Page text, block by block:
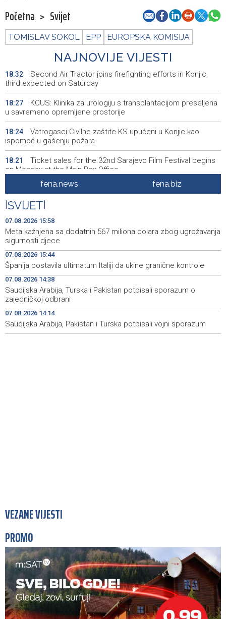
Početna > Svijet
TOMISLAV SOKOL EPP EUROPSKA KOMISIJA
NAJNOVIJE VIJESTI
18:32
Second Air Tractor joins firefighting efforts in Konjic,
third expected on Saturday
18:27
KCUS: Klinika za urologiju s transplantacijom preseljena
u savremeno opremljene prostorije
18:24
Vatrogasci Civilne zaštite KS upućeni u Konjic kao
ispomoć u gašenju požara
18:21
Ticket sales for the 32nd Sarajevo Film Festival begins
on Monday at the Main Box Office
Sarajevo Film Festival predstavlja programe Kinoscope i
Kinoscope Surreal
18:19 Obilježena 34. godišnjica stradanja Bošnjaka Botonjića
18:18
BiH Armed Forces helicopter continues firefighting
operations in the Konjic area
18:01
Kanali bez gužvi - Pet evropskih gradova kao alternativa
Veneciji i Amsterdamu
17:49
U općini Grude izbio požar na više od 40 hektara, na
terenu vatrogasci i Air Tractori
17:39
U ponedjeljak počinje prodaja ulaznica za SFF u
glavnom Box Officeu u BKC-u
fena.news fena.biz
SVIJET
07.08.2026 15:58
Meta kažnjena sa dodatnih 567 miliona dolara zbog ugrožavanja
sigurnosti djece
07.08.2026 15:44
Španija postavila ultimatum Italiji da ukine granične kontrole
07.08.2026 14:38
Saudijska Arabija, Turska i Pakistan potpisali sporazum o
zajedničkoj odbrani
07.08.2026 14:14
Saudijska Arabija, Pakistan i Turska potpisali vojni sporazum
VEZANE VIJESTI
PROMO